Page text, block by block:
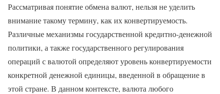
Рассматривая понятие обмена валют, нельзя не уделить
внимание такому термину, как их конвертируемость.
Различные механизмы государственной кредитно-денежной
политики, а также государственного регулирования
операций с валютой определяют уровень конвертируемости
конкретной денежной единицы, введенной в обращение в
этой стране. В данном контексте, валюта любого